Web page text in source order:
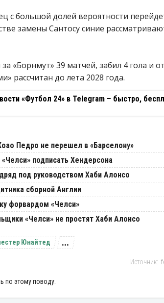
с большой долей вероятности
замены Сантосу синие
«Борнмут» 39 матчей, забил 4 гола и
рассчитан до лета 2028 года.
«Футбол 24» в Telegram – быстро,
Педро не перешел в «Барселону»
подписать Хендерсона
под руководством Хаби Алонсо
сборной Англии
форвардом «Челси»
«Челси» не простят Хаби Алонсо
Юнайтед ...
по этому поводу.